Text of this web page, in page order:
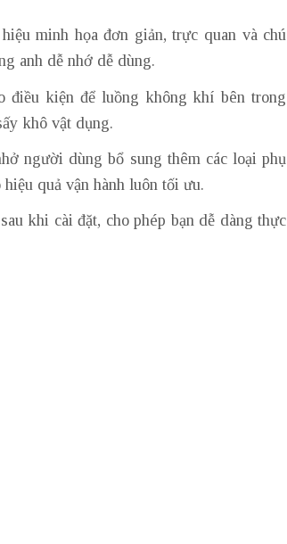
minh họa đơn giản, trực quan và chú
anh dễ nhớ dễ dùng.
điều kiện để luồng không khí bên trong
khô vật dụng.
người dùng bổ sung thêm các loại phụ
quả vận hành luôn tối ưu.
khi cài đặt, cho phép bạn dễ dàng thực